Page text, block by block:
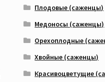
Плодовые (саженцы)
Медоносы (саженцы)
Орехоплодные
Хвойные (саженцы)
Красивоцветущие